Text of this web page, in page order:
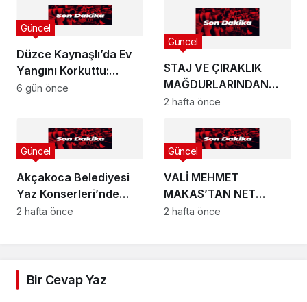
Düzce Kaynaşlı’da Ev
Yangını Korkuttu:
Alevler Çatıyı Sardı!
Güncel
6 gün önce
STAJ VE ÇIRAKLIK
MAĞDURLARINDAN
ANKARA’YA YÜKSEK
Güncel
2 hafta önce
Akçakoca Belediyesi
Yaz Konserleri’nde
Karadeniz Rüzgârı!
Güncel
2 hafta önce
VALİ MEHMET
MAKAS’TAN NET
MESAJ: GEÇİT YOK!
Güncel
2 hafta önce
Bir Cevap Yaz